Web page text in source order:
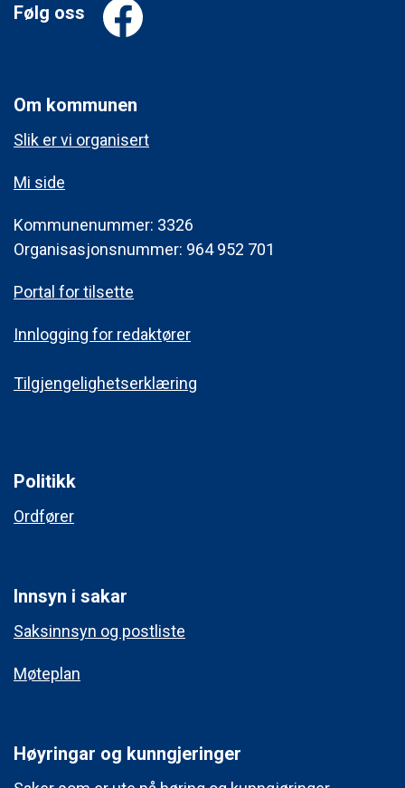
Følg oss
Om kommunen
Slik er vi organisert
Mi side
Kommunenummer: 3326
Organisasjonsnummer: 964 952 701
Portal for tilsette
Innlogging for redaktører
Tilgjengelighetserklæring
Politikk
Ordfører
Innsyn i sakar
Saksinnsyn og postliste
Møteplan
Høyringar og kunngjeringer